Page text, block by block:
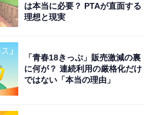
は本当に必要？ PTAが直面する
理想と現実
「青春18きっぷ」販売激減の裏
に何が？ 連続利用の厳格化だけ
ではない「本当の理由」